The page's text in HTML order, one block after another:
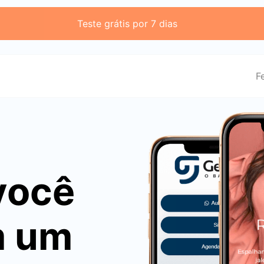
Teste grátis por 7 dias
um